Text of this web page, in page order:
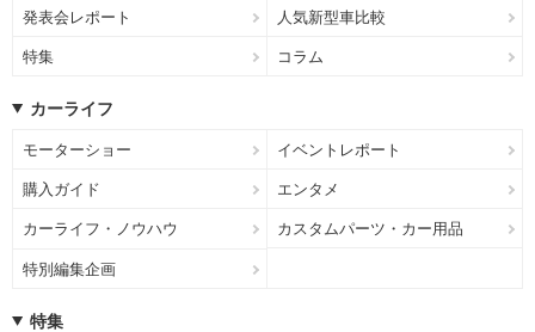
発表会レポート 人気新型車比較
特集 コラム
カーライフ
モーターショー イベントレポート
購入ガイド エンタメ
カーライフ・ノウハウ カスタムパーツ・カー用品
特別編集企画
特集